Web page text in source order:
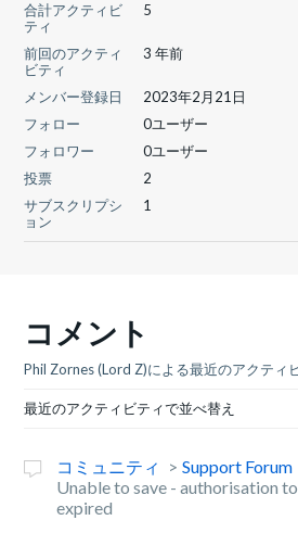
合計アクティビ
ティ
5
前回のアクティ
ビティ
3 年前
メンバー登録日
2023年2月21日
フォロー
0ユーザー
フォロワー
0ユーザー
投票
2
サブスクリプシ
ョン
1
コメント
Phil Zornes (Lord Z)による最近のアクティ
最近のアクティビティで並べ替え
コミュニティ
Support Forum
Unable to save - authorisation
expired